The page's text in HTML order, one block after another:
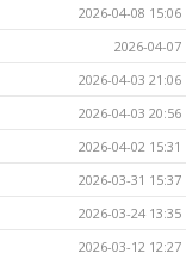
2026-04-08 15:06
2026-04-07
2026-04-03 21:06
2026-04-03 20:56
2026-04-02 15:31
2026-03-31 15:37
2026-03-24 13:35
2026-03-12 12:27